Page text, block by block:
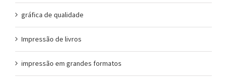
gráfica de qualidade
Impressão de livros
impressão em grandes formatos